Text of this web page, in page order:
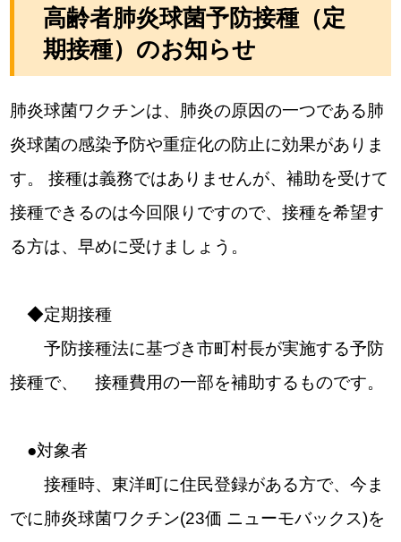
高齢者肺炎球菌予防接種（定
期接種）のお知らせ
肺炎球菌ワクチンは、肺炎の原因の一つである肺
炎球菌の感染予防や重症化の防止に効果がありま
す。 接種は義務ではありませんが、補助を受けて
接種できるのは今回限りですので、接種を希望す
る方は、早めに受けましょう。
◆定期接種
予防接種法に基づき市町村長が実施する予防
接種で、 接種費用の一部を補助するものです。
●対象者
接種時、東洋町に住民登録がある方で、今ま
でに肺炎球菌ワクチン(23価 ニューモバックス)を